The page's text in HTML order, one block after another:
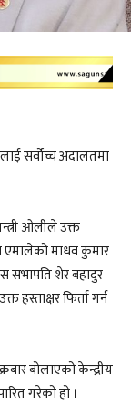
सर्वोच्च अदालतमा
ओलीले उक्त
एमालेको माधव कुमार
सभापति शेर बहादुर
हस्ताक्षर फिर्ता गर्न
बोलाएको केन्द्रीय
गरेको हो ।